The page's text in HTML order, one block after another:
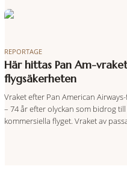
direkt anslutning till urbana
REPORTAGE
Här hittas Pan Am-
flygsäkerheten
Vraket efter Pan American
– 74 år efter olyckan som bidrog
kommersiella flyget. Vraket av